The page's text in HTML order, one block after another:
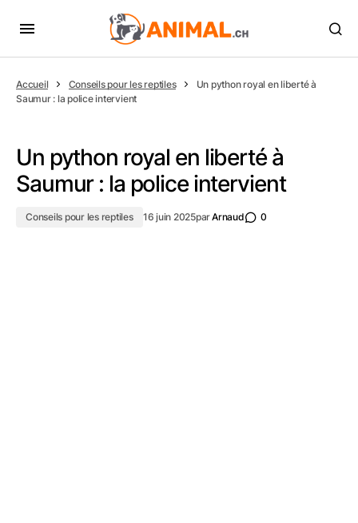
Accueil Conseils pour les reptiles
Un python royal en liberté à
Saumur : la police intervient
Un python royal en liberté à
Saumur : la police intervient
Conseils pour les reptiles 16 juin 2025parArnaud 0